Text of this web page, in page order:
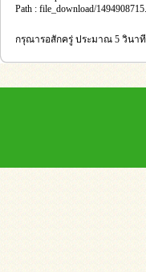
Path : file_download/
กรุณารอสักครู่ ประมาณ 5 วินา